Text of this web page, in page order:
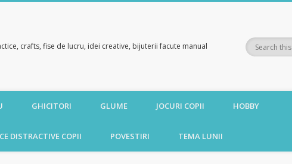
crafts, fise de lucru, idei creative, bijuterii facute manual
GHICITORI GLUME JOCURI COPII HOBBY
DISTRACTIVE COPII POVESTIRI TEMA LUNII